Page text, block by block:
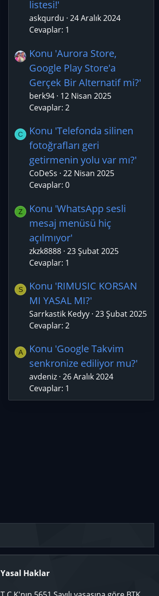
listesi!'
askqurdu 24 Aralık 2024
Cevaplar: 1
Konu 'Aurora Store,
Google Play Store'a
Gerçek Bir Alternatif mi?'
berk94 12 Nisan 2025
Cevaplar: 2
C
Konu 'Telefonda silinen
fotoğrafları geri
getirmenin yolu var mı?'
CoDeSs 22 Nisan 2025
Cevaplar: 0
Z
Konu 'WhatsApp sesli
mesaj menüsü hiç
açılmıyor'
zkzk8888 23 Şubat 2025
Cevaplar: 1
S
Konu 'RIMUSIC KORSAN
MI YASAL MI?'
Sarrkastik Kedyy 23 Şubat 2025
Cevaplar: 2
A
Konu 'Google Takvim
senkronize ediliyor mu?'
avdeniz 26 Aralık 2024
Cevaplar: 1
Yasal Haklar